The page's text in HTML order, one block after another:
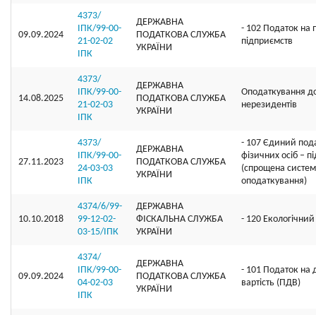
09.09.2024
4373/
ІПК/99-00-
21-02-02
ІПК
ДЕРЖАВНА
ПОДАТКОВА СЛУЖБА
УКРАЇНИ
- 102 Податок на
підприємств
14.08.2025
4373/
ІПК/99-00-
21-02-03
ІПК
ДЕРЖАВНА
ПОДАТКОВА СЛУЖБА
УКРАЇНИ
Оподаткування
нерезидентів
27.11.2023
4373/
ІПК/99-00-
24-03-03
ІПК
ДЕРЖАВНА
ПОДАТКОВА СЛУЖБА
УКРАЇНИ
- 107 Єдиний
фізичних осіб –
(спрощена
оподаткування)
10.10.2018
4374/6/99-
99-12-02-
03-15/ІПК
ДЕРЖАВНА
ФІСКАЛЬНА СЛУЖБА
УКРАЇНИ
- 120
09.09.2024
4374/
ІПК/99-00-
04-02-03
ІПК
ДЕРЖАВНА
ПОДАТКОВА СЛУЖБА
УКРАЇНИ
- 101 Податок на
вартість (ПДВ)